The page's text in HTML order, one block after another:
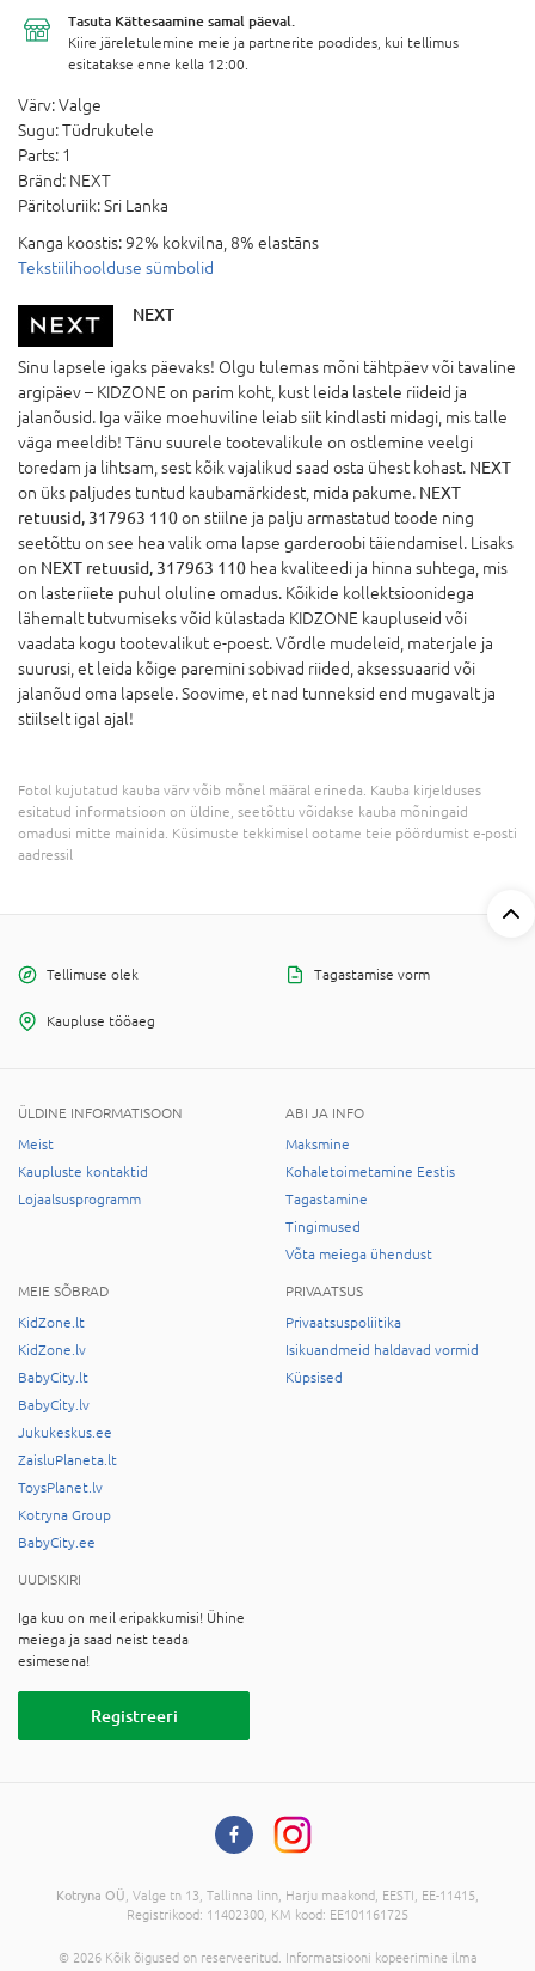
Tasuta Kättesaamine samal päeval.
Kiire järeletulemine meie ja partnerite poodides, kui tellimus
esitatakse enne kella 12:00.
Värv:Valge
Sugu:Tüdrukutele
Parts: 1
Bränd: NEXT
Päritoluriik:Sri Lanka
Kanga koostis: 92% kokvilna, 8% elastāns
Tekstiilihoolduse sümbolid
NEXT
Sinu lapsele igaks päevaks! Olgu tulemas mõni tähtpäev või tavaline
argipäev – KIDZONE on parim koht, kust leida lastele riideid ja
jalanõusid. Iga väike moehuviline leiab siit kindlasti midagi, mis talle
väga meeldib! Tänu suurele tootevalikule on ostlemine veelgi
toredam ja lihtsam, sest kõik vajalikud saad osta ühest kohast. NEXT
on üks paljudes tuntud kaubamärkidest, mida pakume. NEXT
retuusid, 317963 110on stiilne ja palju armastatud toode ning
seetõttu on see hea valik oma lapse garderoobi täiendamisel. Lisaks
on NEXT retuusid, 317963 110 hea kvaliteedi ja hinna suhtega, mis
on lasteriiete puhul oluline omadus. Kõikide kollektsioonidega
lähemalt tutvumiseks võid külastada KIDZONE kaupluseid või
vaadata kogu tootevalikut e-poest. Võrdle mudeleid, materjale ja
suurusi, et leida kõige paremini sobivad riided, aksessuaarid või
jalanõud oma lapsele. Soovime, et nad tunneksid end mugavalt ja
stiilselt igal ajal!
Fotol kujutatud kauba värv võib mõnel määral erineda. Kauba kirjelduses
esitatud informatsioon on üldine, seetõttu võidakse kauba mõningaid
omadusi mitte mainida. Küsimuste tekkimisel ootame teie pöördumist e-posti
aadressil
Tellimuse olek Tagastamise vorm
Kaupluse tööaeg
ÜLDINE INFORMATISOON
Meist
Kaupluste kontaktid
Lojaalsusprogramm
ABI JA INFO
Maksmine
Kohaletoimetamine Eestis
Tagastamine
Tingimused
Võta meiega ühendust
MEIE SÕBRAD
KidZone.lt
KidZone.lv
BabyCity.lt
BabyCity.lv
Jukukeskus.ee
ZaisluPlaneta.lt
ToysPlanet.lv
Kotryna Group
BabyCity.ee
PRIVAATSUS
Privaatsuspoliitika
Isikuandmeid haldavad vormid
Küpsised
UUDISKIRI
Iga kuu on meil eripakkumisi! Ühine
meiega ja saad neist teada
esimesena!
Registreeri
Kotryna OÜ , Valge tn 13, Tallinna linn, Harju maakond, EESTI, EE-11415,
Registrikood: 11402300, KM kood: EE101161725
© 2026 Kõik õigused on reserveeritud. Informatsiooni kopeerimine ilma